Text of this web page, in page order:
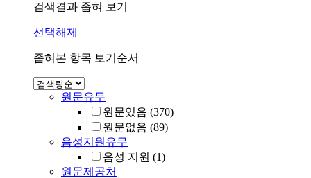
검색결과 좁혀 보기
선택해제
좁혀본 항목 보기순서
원문유무
원문있음 (370)
원문없음 (89)
음성지원유무
음성 지원 (1)
원문제공처